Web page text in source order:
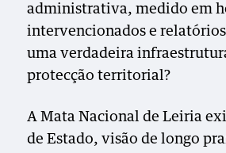
administrativa, medido em
intervencionados e
uma verdadeira
protecção territorial?
A Mata Nacional de Leiria
de Estado, visão de longo